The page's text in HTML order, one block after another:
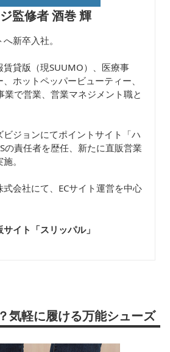
監修者 酒巻 輝
新卒入社。
貸版（現SUUMO）、医療事
ホットペッパービューティー、
業で営業、営業マネジメント職と
ジョンにてポイントサイト「ハ
の責任者を歴任、新たに直販営業
。
会社にて、ECサイト運営を中心
サイト「スリッパル」
気軽に履ける万能シューズ